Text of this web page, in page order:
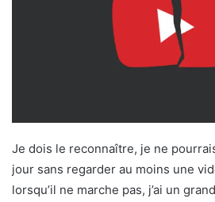
Je dois le reconnaître, je ne
jour sans regarder au moins une
lorsqu’il ne marche pas, j’ai un